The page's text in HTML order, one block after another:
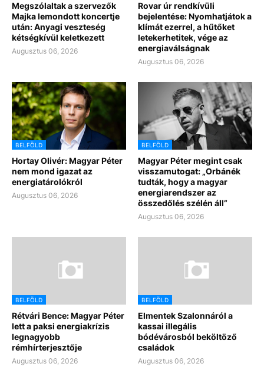
Megszólaltak a szervezők
Majka lemondott koncertje
után: Anyagi veszteség
kétségkívül keletkezett
Augusztus 06, 2026
Rovar úr rendkívüli
bejelentése: Nyomhatjátok a
klímát ezerrel, a hűtőket
letekerhetitek, vége az
energiaválságnak
Augusztus 06, 2026
BELFÖLD
Hortay Olivér: Magyar Péter
nem mond igazat az
energiatárolókról
Augusztus 06, 2026
BELFÖLD
Magyar Péter megint csak
visszamutogat: „Orbánék
tudták, hogy a magyar
energiarendszer az
összedőlés szélén áll”
Augusztus 06, 2026
BELFÖLD
Rétvári Bence: Magyar Péter
lett a paksi energiakrízis
legnagyobb
rémhírterjesztője
Augusztus 06, 2026
BELFÖLD
Elmentek Szalonnáról a
kassai illegális
bódévárosból beköltöző
családok
Augusztus 06, 2026